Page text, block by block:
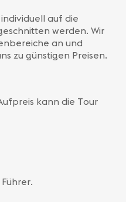
auf die
werden. Wir
an und
zu günstigen Preisen.
kann die Tour